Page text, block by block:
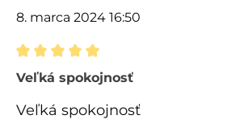
8. marca 2024 16:50
Recenzia s hodnotením 5 z 5
Veľká spokojnosť
Veľká spokojnosť